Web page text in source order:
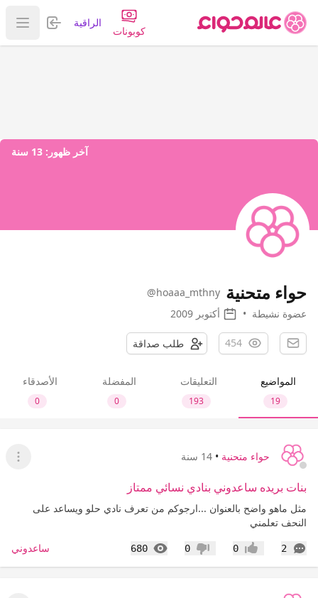
كوبونات
الراقية تسجيل
عرض
آخر ظهور: 13 سنة
حواء متحنية @hoaaa_mthny
عضوة نشيطة • أكتوبر 2009
454 طلب صداقة
المواضيع
19
التعليقات
193
المفضلة
0
الأصدقاء
0
حواء متحنية • 14 سنة
عرض
بنات بريده ساعدوني بنادي نسائي ممتاز
مثل ماهو واضح بالعنوان ...ارجوكم من تعرف نادي حلو ويساعد على
النحف تعلمني
2
التعليقات إعجاب0 عدم إعجاب
0
680
المشاهدات ساعدوني